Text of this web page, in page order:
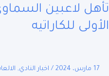
لاعبين السماوي
للكاراتيه
/اخبار النادي,الالعاب